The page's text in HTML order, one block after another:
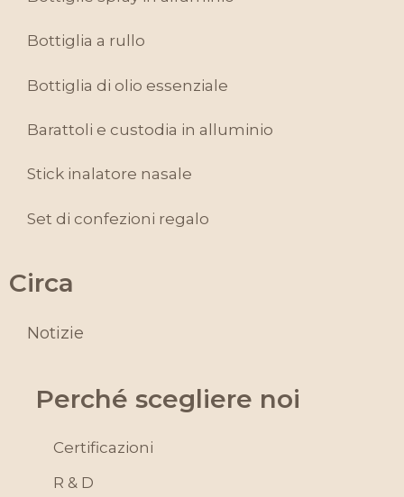
Bottiglia a rullo
Bottiglia di olio essenziale
Barattoli e custodia in alluminio
Stick inalatore nasale
Set di confezioni regalo
Circa
Notizie
Perché scegliere noi
Certificazioni
R & D